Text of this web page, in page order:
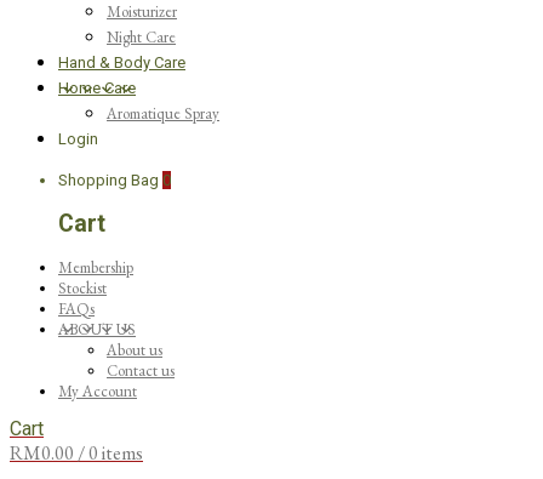
Moisturizer
Night Care
Hand & Body Care
Home Care
Aromatique Spray
Login
Shopping Bag 0
Cart
Membership
Stockist
FAQs
ABOUT US
About us
Contact us
My Account
Cart
RM0.00/ 0 items